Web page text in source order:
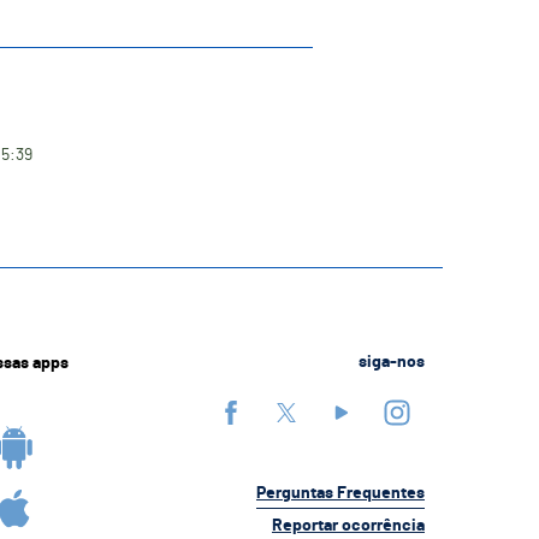
apps siga-nos
Perguntas Frequentes
Reportar ocorrência